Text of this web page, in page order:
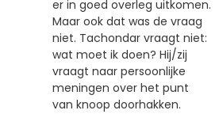
er in goed overleg uitkomen.
Maar ook dat was de vraag
niet. Tachondar vraagt niet:
wat moet ik doen? Hij/zij
vraagt naar persoonlijke
meningen over het punt
van knoop doorhakken.